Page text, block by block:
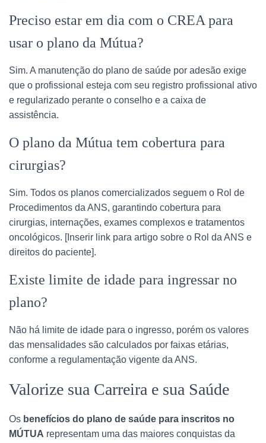
Preciso estar em dia com o CREA para
usar o plano da Mútua?
Sim. A manutenção do plano de saúde por adesão exige
que o profissional esteja com seu registro profissional ativo
e regularizado perante o conselho e a caixa de
assistência.
O plano da Mútua tem cobertura para
cirurgias?
Sim. Todos os planos comercializados seguem o Rol de
Procedimentos da ANS, garantindo cobertura para
cirurgias, internações, exames complexos e tratamentos
oncológicos. [Inserir link para artigo sobre o Rol da ANS e
direitos do paciente].
Existe limite de idade para ingressar no
plano?
Não há limite de idade para o ingresso, porém os valores
das mensalidades são calculados por faixas etárias,
conforme a regulamentação vigente da ANS.
Valorize sua Carreira e sua Saúde
Os benefícios do plano de saúde para inscritos no
MÚTUA representam uma das maiores conquistas da